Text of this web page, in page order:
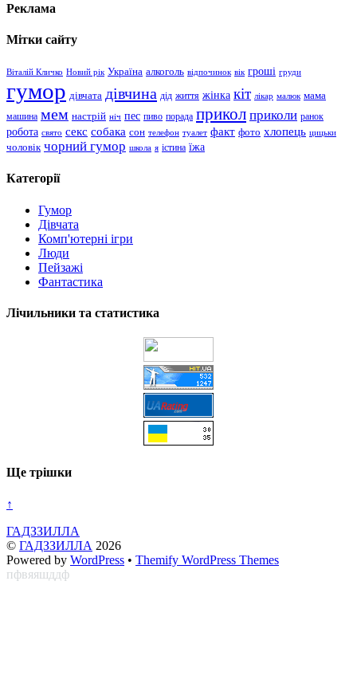
Реклама
Мітки сайту
Віталій Кличко Новий рік Україна алкоголь відпочинок вік гроші груди
гумор дівчата дівчина дід життя жінка кіт лікар малюк мама
машина мем настрій ніч пес пиво порада прикол приколи ранок
робота свято секс собака сон телефон туалет факт фото хлопець цицьки
чоловік чорний гумор школа я істина їжа
Категорії
Гумор
Дівчата
Комп'ютерні ігри
Люди
Пейзажі
Фантастика
Лічильники та статистика
Ще трішки
↑
ГАДЗЗИЛЛА
© ГАДЗЗИЛЛА 2026
Powered by WordPress • Themify WordPress Themes
пфвяяшддф